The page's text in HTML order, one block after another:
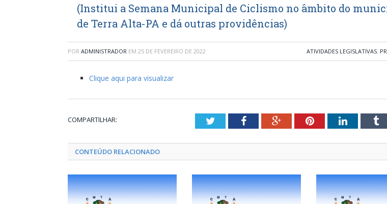
(Institui a Semana Municipal de Ciclismo no âmbito do
de Terra Alta-PA e dá outras providências)
POR ADMINISTRADOR EM 25 DE FEVEREIRO DE 2022 ATIVIDADES LEGISLATIVAS,
Clique aqui para visualizar
COMPARTILHAR: TwitterFacebookGoogle+PinterestLinkedIn
CONTEÚDO RELACIONADO